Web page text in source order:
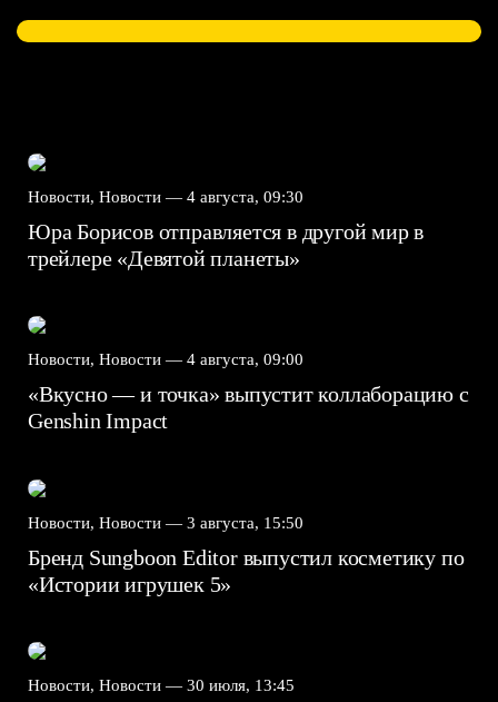
Новости, Новости — 4 августа, 09:30
Юра Борисов отправляется в другой мир в
трейлере «Девятой планеты»
Новости, Новости — 4 августа, 09:00
«Вкусно — и точка» выпустит коллаборацию с
Genshin Impact⁠⁠
Новости, Новости — 3 августа, 15:50
Бренд Sungboon Editor выпустил косметику по
«Истории игрушек 5»
Новости, Новости — 30 июля, 13:45